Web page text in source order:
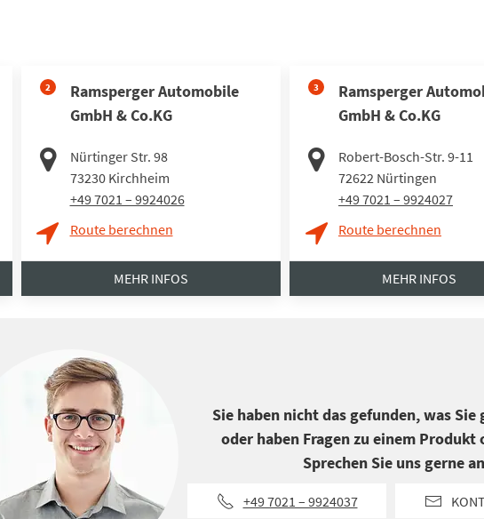
2
Ramsperger Automobile
GmbH & Co.KG
Nürtinger Str. 98
73230 Kirchheim
+49 7021 – 9924026
Route berechnen
MEHR INFOS
3
Ramsperger
GmbH & Co.KG
Robert-Bosch-Str. 9-11
72622 Nürtingen
+49 7021 – 9924027
Route berechnen
MEHR INFOS
Sie haben nicht das gefunden, was Sie
oder haben Fragen zu einem Produkt
Sprechen Sie uns gerne
+49 7021 – 9924037